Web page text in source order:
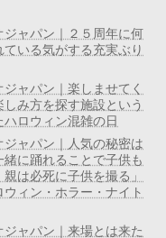
ャパン｜２５周年に何
いる気がする充実ぶり
ャパン｜楽しませてく
み方を探す施設という
ロウィン混雑の日
ャパン｜人気の秘密は
緒に踊れることで子供も
は必死に子供を撮る」
ィン・ホラー・ナイト
ャパン｜来場とは来た